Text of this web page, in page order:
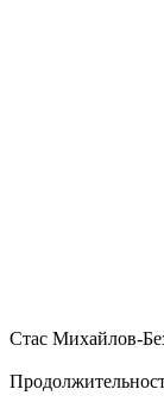
Стас Михайлов-